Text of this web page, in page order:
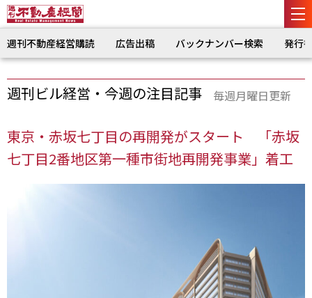
週刊不動産経営購読 広告出稿 バックナンバー検索 発行
週刊ビル経営・今週の注目記事 毎週月曜日更新
東京・赤坂七丁目の再開発がスタート 「赤坂
七丁目2番地区第一種市街地再開発事業」着工